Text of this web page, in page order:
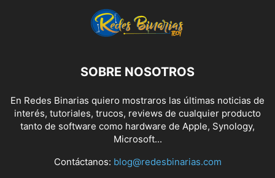
SOBRE NOSOTROS
En Redes Binarias quiero mostraros las últimas noticias de
interés, tutoriales, trucos, reviews de cualquier producto
tanto de software como hardware de Apple, Synology,
Microsoft...
Contáctanos: blog@redesbinarias.com